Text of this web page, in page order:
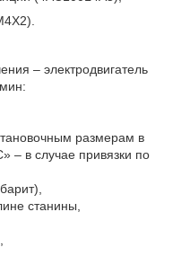
– электродвигатель
размерам в
– в случае привязки по
станины,